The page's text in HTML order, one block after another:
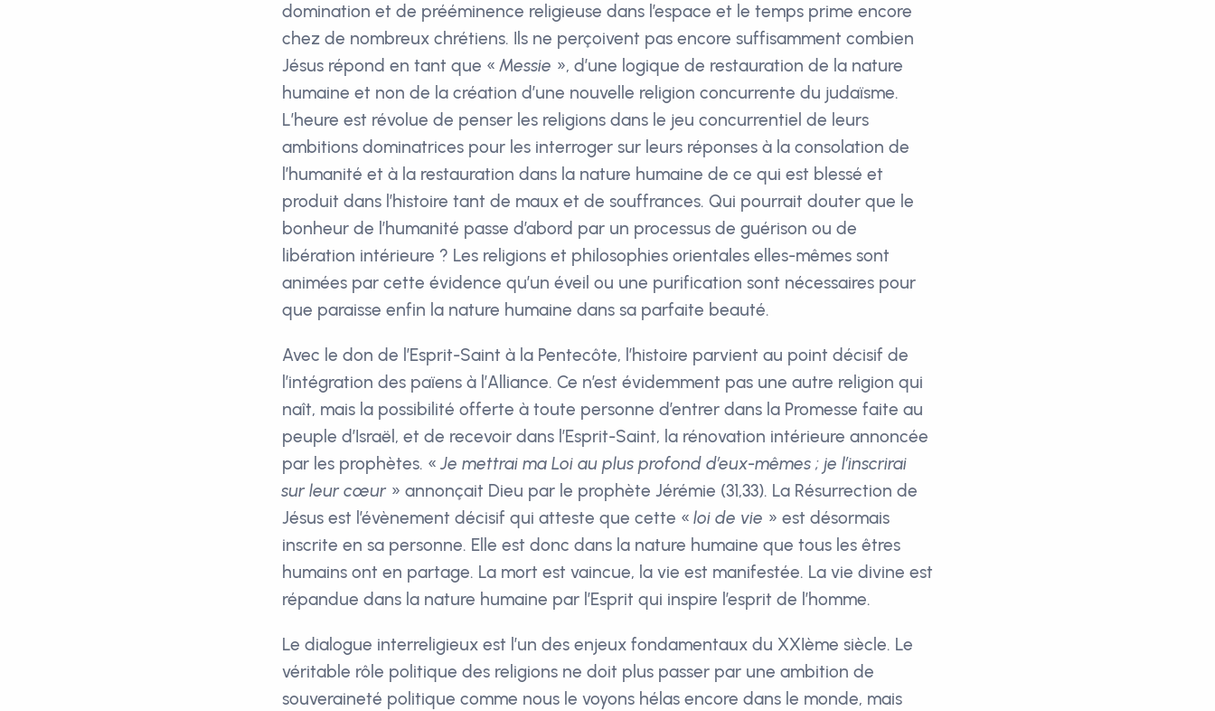
domination et de prééminence religieuse dans l’espace et le temps prime encore
chez de nombreux chrétiens. Ils ne perçoivent pas encore suffisamment combien
Jésus répond en tant que «Messie », d’une logique de restauration de la nature
humaine et non de la création d’une nouvelle religion concurrente du judaïsme.
L’heure est révolue de penser les religions dans le jeu concurrentiel de leurs
ambitions dominatrices pour les interroger sur leurs réponses à la consolation de
l’humanité et à la restauration dans la nature humaine de ce qui est blessé et
produit dans l’histoire tant de maux et de souffrances. Qui pourrait douter que le
bonheur de l’humanité passe d’abord par un processus de guérison ou de
libération intérieure ? Les religions et philosophies orientales elles-mêmes sont
animées par cette évidence qu’un éveil ou une purification sont nécessaires pour
que paraisse enfin la nature humaine dans sa parfaite beauté.
Avec le don de l’Esprit-Saint à la Pentecôte, l’histoire parvient au point décisif de
l’intégration des païens à l’Alliance. Ce n’est évidemment pas une autre religion qui
naît, mais la possibilité offerte à toute personne d’entrer dans la Promesse faite au
peuple d’Israël, et de recevoir dans l’Esprit-Saint, la rénovation intérieure annoncée
par les prophètes. «Je mettrai ma Loi au plus profond d’eux-mêmes ; je l’inscrirai
sur leur cœur » annonçait Dieu par le prophète Jérémie (31,33). La Résurrection de
Jésus est l’évènement décisif qui atteste que cette «loi de vie » est désormais
inscrite en sa personne. Elle est donc dans la nature humaine que tous les êtres
humains ont en partage. La mort est vaincue, la vie est manifestée. La vie divine est
répandue dans la nature humaine par l’Esprit qui inspire l’esprit de l’homme.
Le dialogue interreligieux est l’un des enjeux fondamentaux du XXIème siècle. Le
véritable rôle politique des religions ne doit plus passer par une ambition de
souveraineté politique comme nous le voyons hélas encore dans le monde, mais